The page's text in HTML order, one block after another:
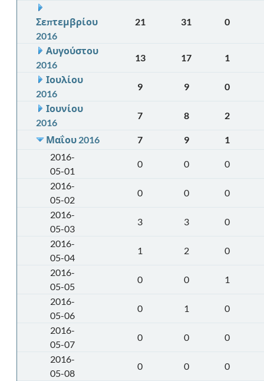
Σεπτεμβρίου
2016
21 31 0
Αυγούστου
2016
13 17
1
Ιουλίου
2016
9 9
0
Ιουνίου
2016
7 8 2
Μαΐου 2016 7 9
1
2016-
05-01
0 0
0
2016-
05-02
0 0
0
2016-
05-03
3 3
0
2016-
05-04
1 2
0
2016-
05-05
0 0
1
2016-
05-06
0 1
0
2016-
05-07
0 0
0
2016-
05-08
0 0
0